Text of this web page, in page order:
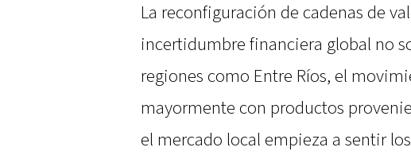
La reconfiguración de cadenas de
incertidumbre financiera global no
regiones como Entre Ríos, el
mayormente con productos
el mercado local empieza a sentir